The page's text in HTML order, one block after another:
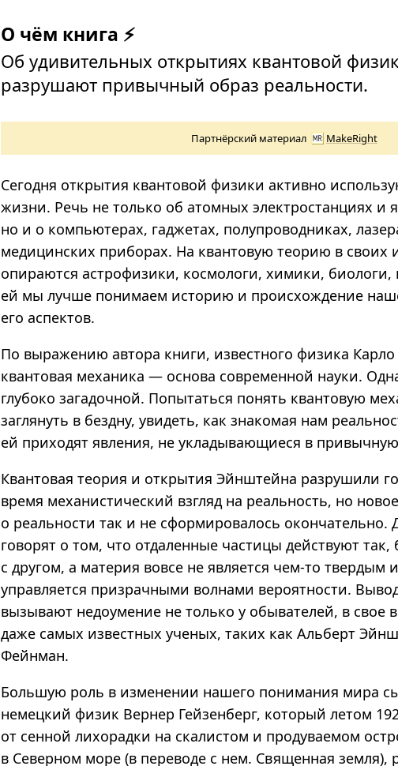
О чём книга ⚡
Об удивительных открытиях квантовой
разрушают привычный образ реальности.
Партнёрский материал MakeRight
Сегодня открытия квантовой физики активно
жизни. Речь не только об атомных электростанциях и
но и о компьютерах, гаджетах, полупроводниках,
медицинских приборах. На квантовую теорию в своих
опираются астрофизики, космологи, химики,
ей мы лучше понимаем историю и происхождение
его аспектов.
По выражению автора книги, известного физика Карло
квантовая механика — основа современной науки.
глубоко загадочной. Попытаться понять квантовую
заглянуть в бездну, увидеть, как знакомая нам
ей приходят явления, не укладывающиеся в привычную
Квантовая теория и открытия Эйнштейна разрушили
время механистический взгляд на реальность, но
о реальности так и не сформировалось
говорят о том, что отдаленные частицы действуют так,
с другом, а материя вовсе не является чем-то
управляется призрачными волнами вероятности.
вызывают недоумение не только у обывателей, в свое
даже самых известных ученых, таких как Альберт
Фейнман.
Большую роль в изменении нашего понимания мира
немецкий физик Вернер Гейзенберг, который летом
от сенной лихорадки на скалистом и продуваемом
в Северном море (в переводе с нем. Священная земля),